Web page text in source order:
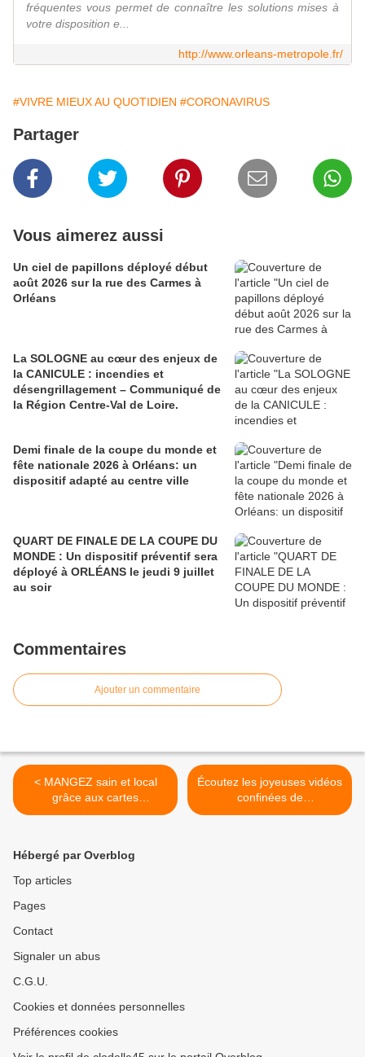
fréquentes vous permet de connaître les solutions mises à
votre disposition e...
http://www.orleans-metropole.fr/
#VIVRE MIEUX AU QUOTIDIEN #CORONAVIRUS
Partager
Vous aimerez aussi
Un ciel de papillons déployé début
août 2026 sur la rue des Carmes à
Orléans
La SOLOGNE au cœur des enjeux de
la CANICULE : incendies et
désengrillagement – Communiqué de
la Région Centre-Val de Loire.
Demi finale de la coupe du monde et
fête nationale 2026 à Orléans: un
dispositif adapté au centre ville
QUART DE FINALE DE LA COUPE DU
MONDE : Un dispositif préventif sera
déployé à ORLÉANS le jeudi 9 juillet
au soir
Commentaires
Ajouter un commentaire
< MANGEZ sain et local
grâce aux cartes
interactives mises en ligne
Écoutez les joyeuses vidéos
confinées de
L’ORCHESTRE
Hébergé par Overblog
Top articles
Pages
Contact
Signaler un abus
C.G.U.
Cookies et données personnelles
Préférences cookies